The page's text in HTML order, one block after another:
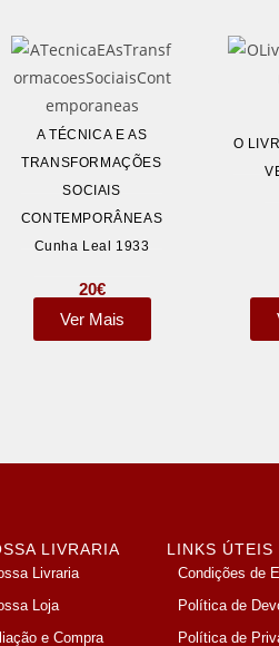
A TÉCNICA E AS
TRANSFORMAÇÕES
SOCIAIS
CONTEMPORÂNEAS
Cunha Leal 1933
20€
Ver Mais
O
LIVRARIA
Livraria
Loja
e Compra
LINKS ÚTEIS
Condições de
Política de
Política de